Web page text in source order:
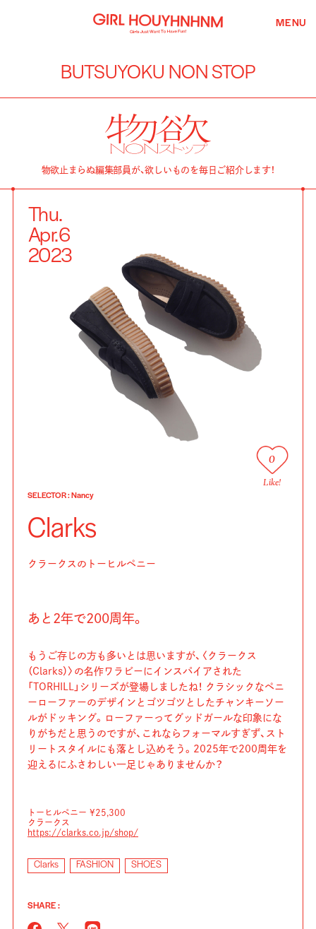
MENU
BUTSUYOKU NON STOP
物欲止まらぬ編集部員が、欲しいものを毎日ご紹介します！
Thu.
Apr.6
2023
0
Like!
SELECTOR: Nancy
Clarks
クラークスのトーヒルペニー
あと2年で200周年。
もうご存じの方も多いとは思いますが、〈クラークス
（Clarks）〉の名作ワラビーにインスパイアされた
「TORHILL」シリーズが登場しましたね！ クラシックなペニ
ーローファーのデザインとゴツゴツとしたチャンキーソー
ルがドッキング。ローファーってグッドガールな印象にな
りがちだと思うのですが、これならフォーマルすぎず、スト
リートスタイルにも落とし込めそう。2025年で200周年を
迎えるにふさわしい一足じゃありませんか？
トーヒルペニー ¥25,300
クラークス
https://clarks.co.jp/shop/
Clarks FASHION SHOES
SHARE :